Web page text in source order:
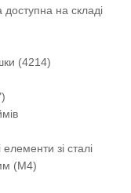
на складі
(4214)
зі сталі
(M4)